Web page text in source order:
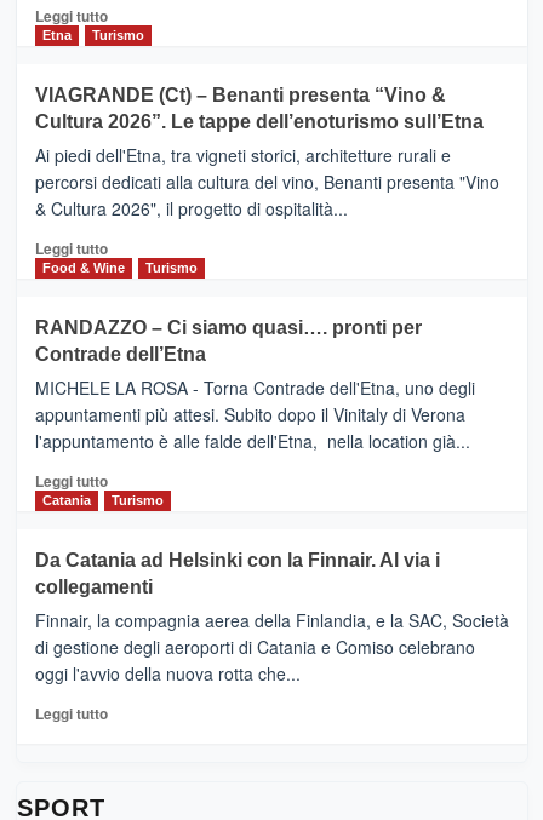
dati
di
Anche
la
Alcantara
nei
primi
nella
classifica
Leggi tuttoLeggi
di
IL
SAN
DOMENICO
PALACE
TAORMINA,
UN
HOTEL
FOUR
IL
NUOVO
SUMMER
CLUB
Etna Turismo
VIAGRANDE (Ct) – Benanti presenta “Vino &
Cultura 2026”. Le tappe dell’enoturismo sull’Etna
Ai piedi dell'Etna, tra vigneti storici, architetture rurali e
percorsi dedicati alla cultura del vino, Benanti presenta "Vino
& Cultura 2026", il progetto di ospitalità...
Leggi tuttoLeggi
di
VIAGRANDE
(Ct)
–
Benanti
presenta
“Vino
&
Cultura
tappe
dell’enoturismo
Food & Wine Turismo
RANDAZZO – Ci siamo quasi…. pronti per
Contrade dell’Etna
MICHELE LA ROSA - Torna Contrade dell'Etna, uno degli
appuntamenti più attesi. Subito dopo il Vinitaly di Verona
l'appuntamento è alle falde dell'Etna, nella location già...
Leggi tuttoLeggi
di
RANDAZZO
–
Ci
siamo
quasi….
pronti
per
Catania Turismo
Da Catania ad Helsinki con la Finnair. Al via i
collegamenti
Finnair, la compagnia aerea della Finlandia, e la SAC, Società
di gestione degli aeroporti di Catania e Comiso celebrano
oggi l'avvio della nuova rotta che...
Leggi tuttoLeggi
SPORT